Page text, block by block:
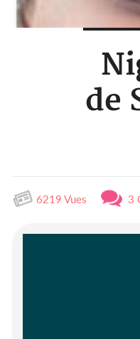
de
6219 Vues 3